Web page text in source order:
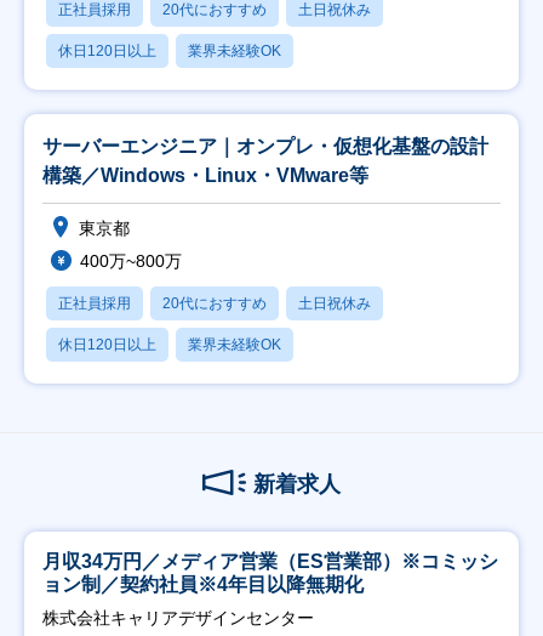
正社員採用 20代におすすめ 土日祝休み
休日120日以上 業界未経験OK
サーバーエンジニア｜オンプレ・仮想化基盤の設計
構築／Windows・Linux・VMware等
東京都
400万~800万
正社員採用 20代におすすめ 土日祝休み
休日120日以上 業界未経験OK
新着求人
月収34万円／メディア営業（ES営業部）※コミッシ
ョン制／契約社員※4年目以降無期化
株式会社キャリアデザインセンター